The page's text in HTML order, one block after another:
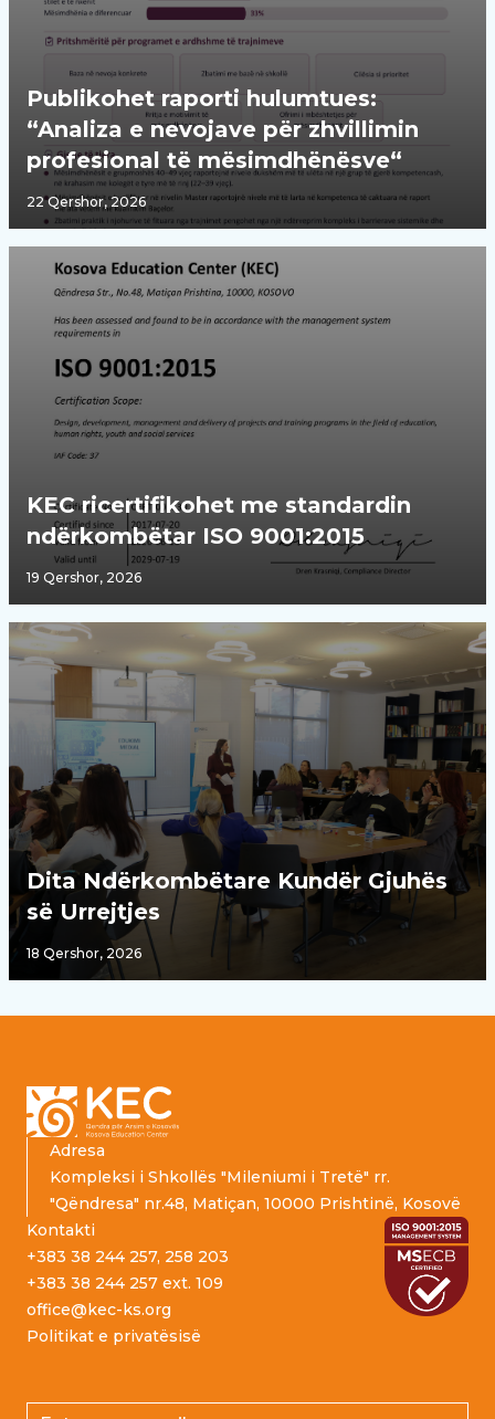
Publikohet raporti hulumtues:
“Analiza e nevojave për zhvillimin
profesional të mësimdhënësve“
22 Qershor, 2026
KEC ricertifikohet me standardin
ndërkombëtar ISO 9001:2015
19 Qershor, 2026
Dita Ndërkombëtare Kundër Gjuhës
së Urrejtjes
18 Qershor, 2026
Adresa
Kompleksi i Shkollës "Mileniumi i Tretë" rr.
"Qëndresa" nr.48, Matiçan, 10000 Prishtinë, Kosovë
Kontakti
+383 38 244 257, 258 203
+383 38 244 257 ext. 109
office@kec-ks.org
Politikat e privatësisë
Email address